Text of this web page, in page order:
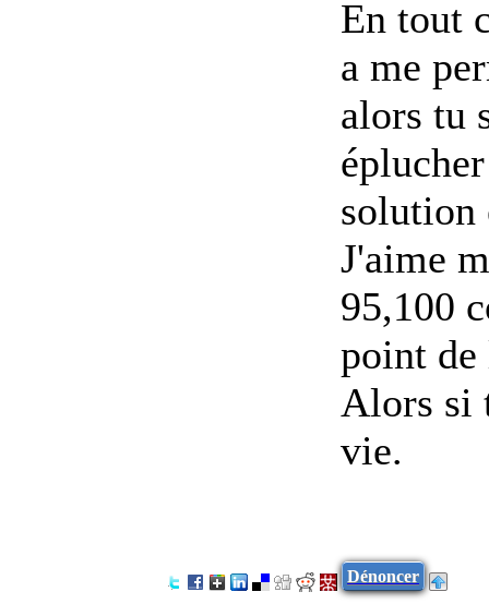
En tout
a me
alors tu
solution
J'aime
95,100
point de
Alors si
vie.
Dénoncer